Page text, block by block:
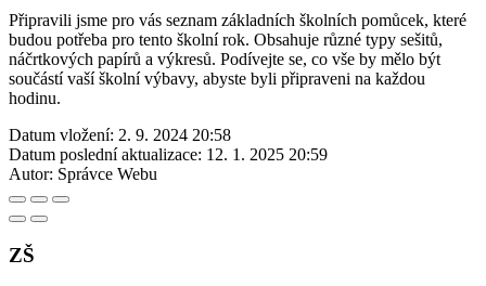
Připravili jsme pro vás seznam základních školních pomůcek, které
budou potřeba pro tento školní rok. Obsahuje různé typy sešitů,
náčrtkových papírů a výkresů. Podívejte se, co vše by mělo být
součástí vaší školní výbavy, abyste byli připraveni na každou
hodinu.
Datum vložení: 2. 9. 2024 20:58
Datum poslední aktualizace: 12. 1. 2025 20:59
Autor: Správce Webu
ZŠ